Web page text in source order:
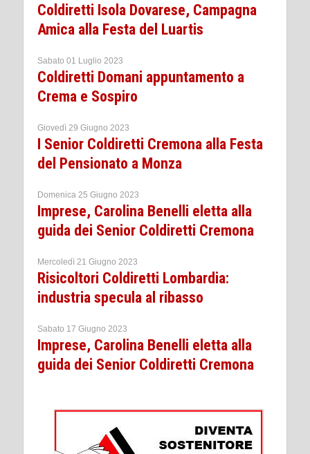
Coldiretti Isola Dovarese, Campagna
Amica alla Festa del Luartis
Sabato 01 Luglio 2023
Coldiretti Domani appuntamento a
Crema e Sospiro
Giovedì 29 Giugno 2023
I Senior Coldiretti Cremona alla Festa
del Pensionato a Monza
Domenica 25 Giugno 2023
Imprese, Carolina Benelli eletta alla
guida dei Senior Coldiretti Cremona
Mercoledì 21 Giugno 2023
Risicoltori Coldiretti Lombardia:
industria specula al ribasso
Sabato 17 Giugno 2023
Imprese, Carolina Benelli eletta alla
guida dei Senior Coldiretti Cremona